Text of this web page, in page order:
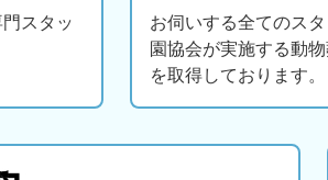
スタッ
お伺いする全てのス
園協会が実施する動
を取得しております。